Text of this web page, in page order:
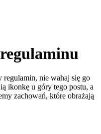
regulamin, nie wahaj się go
ikonkę u góry tego postu, a
zachowań, które obrażają